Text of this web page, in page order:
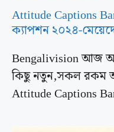
Attitude Captions
ক্যাপশন ২০২৪-
Bengalivision আজ
কিছু নতুন,সকল রকম
Attitude Captions